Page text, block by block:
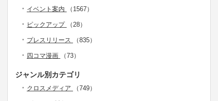
イベント案内 （1567）
ピックアップ （28）
プレスリリース （835）
四コマ漫画 （73）
ジャンル別カテゴリ
クロスメディア （749）